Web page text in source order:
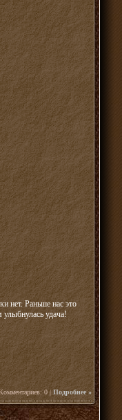
нет. Раньше нас это
удача!
0 |Подробнее »